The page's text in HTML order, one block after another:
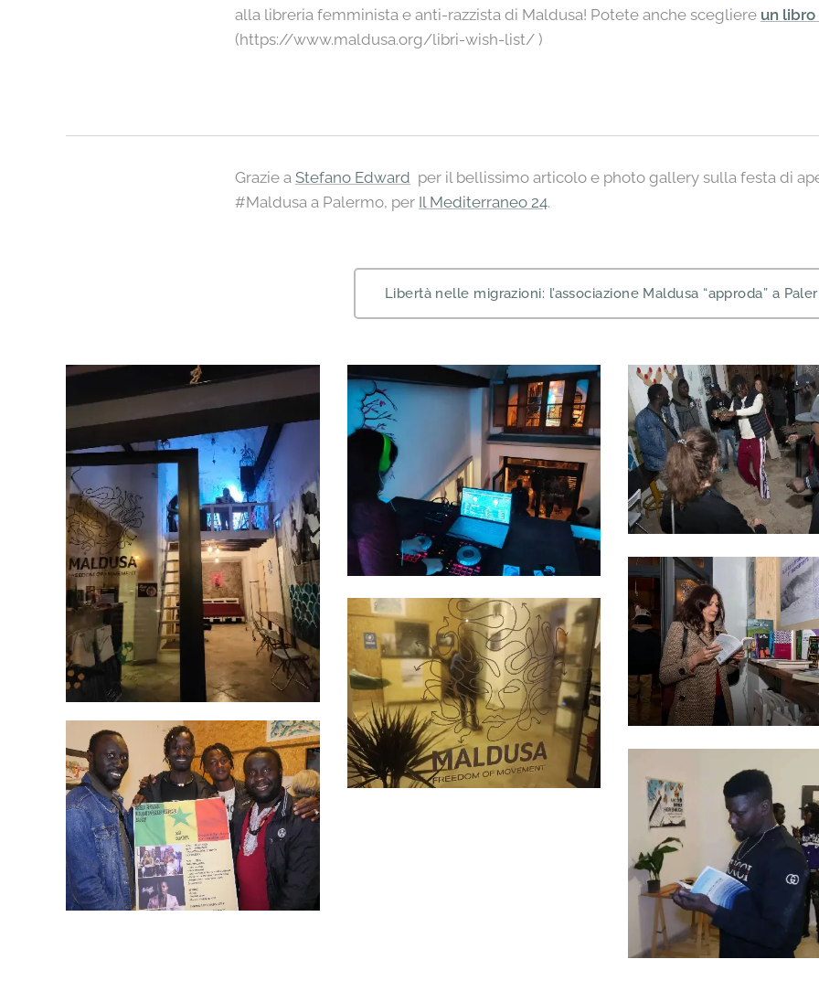
alla libreria femminista e anti-razzista di Maldusa! Potete anche scegliere un
(https://www.maldusa.org/libri-wish-list/ )
Grazie a Stefano Edward per il bellissimo articolo e photo gallery sulla festa di
#Maldusa a Palermo, per Il Mediterraneo 24.
Libertà nelle migrazioni: l’associazione Maldusa “approda” a